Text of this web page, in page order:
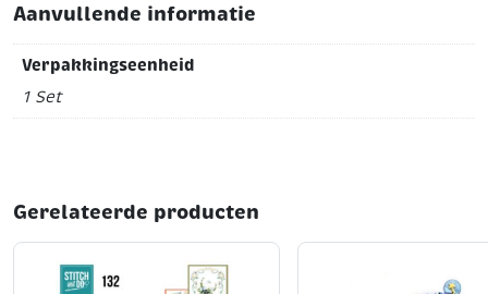
Aanvullende informatie
Verpakkingseenheid
1 Set
Gerelateerde producten